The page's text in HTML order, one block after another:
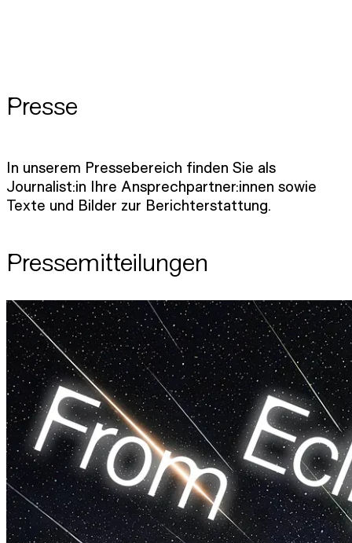
Presse
In unserem Pressebereich finden Sie als
Journalist:in Ihre Ansprechpartner:innen sowie
Texte und Bilder zur Berichterstattung.
Pressemitteilungen